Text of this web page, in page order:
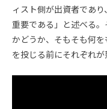
ィスト側が出資者であ
重要である」と述べる
かどうか、そもそも何
を投じる前にそれぞれが